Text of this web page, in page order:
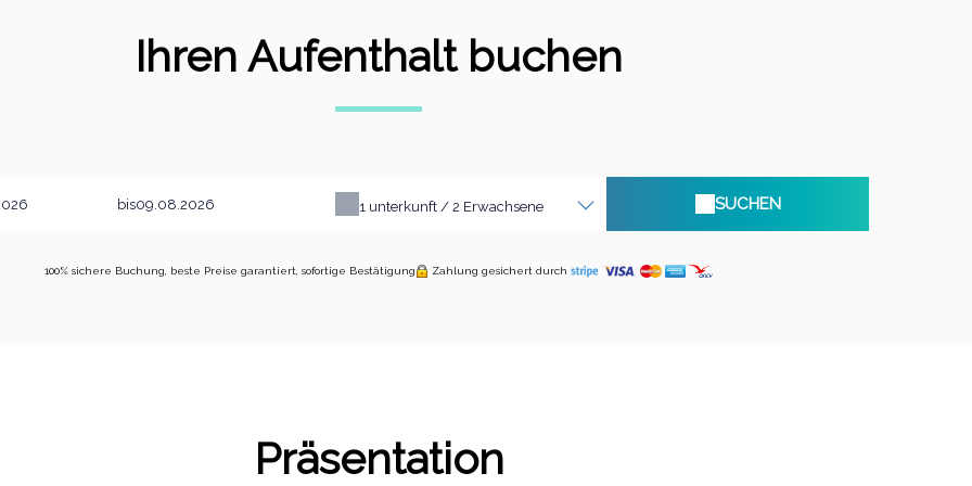
Ihren Aufenthalt buchen
bis 1 unterkunft / 2 Erwachsene SUCHEN
100% sichere Buchung, beste Preise garantiert, sofortige Bestätigung Zahlung gesichert durch
Präsentation